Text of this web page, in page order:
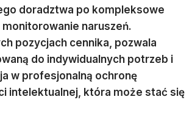
doradztwa po kompleksowe
naruszeń.
pozycjach cennika, pozwala
do indywidualnych potrzeb i
w profesjonalną ochronę
intelektualnej, która może stać się